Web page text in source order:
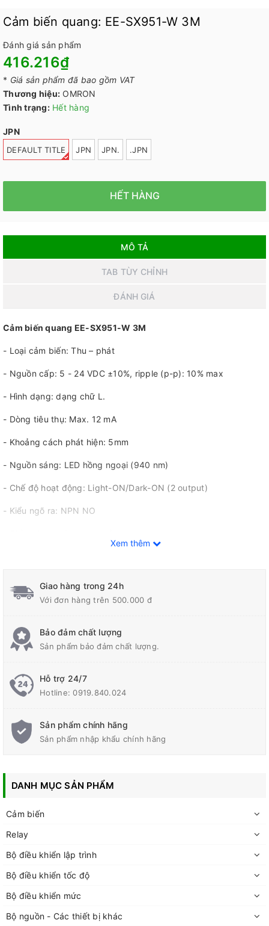
Cảm biến quang: EE-SX951-W 3M
Đánh giá sản phẩm
416.216₫
* Giá sản phẩm đã bao gồm VAT
Thương hiệu: OMRON
Tình trạng: Hết hàng
JPN
DEFAULT TITLE JPN JPN. .JPN
HẾT HÀNG
MÔ TẢ
TAB TÙY CHỈNH
ĐÁNH GIÁ
Cảm biến quang EE-SX951-W 3M
- Loại cảm biến: Thu – phát
- Nguồn cấp: 5 - 24 VDC ±10%, ripple (p-p): 10% max
- Hình dạng: dạng chữ L.
- Dòng tiêu thụ: Max. 12 mA
- Khoảng cách phát hiện: 5mm
- Nguồn sáng: LED hồng ngoại (940 nm)
- Chế độ hoạt động: Light-ON/Dark-ON (2 output)
- Kiểu ngõ ra: NPN NO
Xem thêm
Giao hàng trong 24h
Với đơn hàng trên 500.000 đ
Bảo đảm chất lượng
Sản phẩm bảo đảm chất lượng.
Hỗ trợ 24/7
Hotline:0919.840.024
Sản phẩm chính hãng
Sản phẩm nhập khẩu chính hãng
DANH MỤC SẢN PHẨM
Cảm biến
Relay
Bộ điều khiển lập trình
Bộ điều khiển tốc độ
Bộ điều khiển mức
Bộ nguồn - Các thiết bị khác